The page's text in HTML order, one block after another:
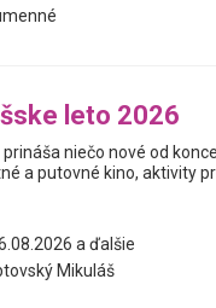
leto 2026
prináša niečo nové od
a putovné kino, aktivity
a ďalšie
Mikuláš